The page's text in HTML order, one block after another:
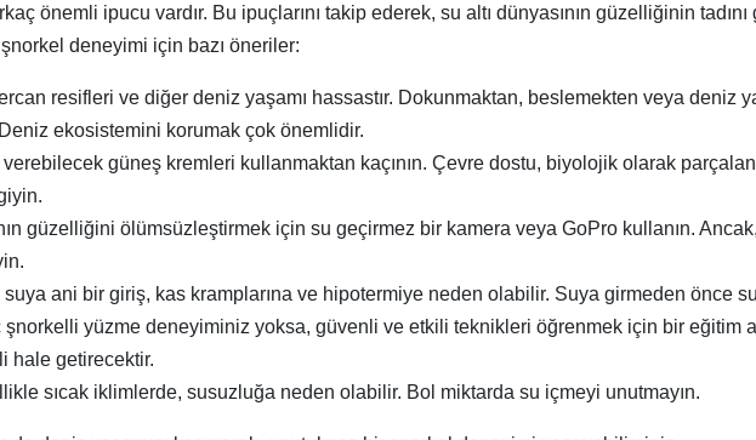
önemli ipucu vardır. Bu ipuçlarını takip ederek, su altı dünyasının güzelliğinin
deneyimi için bazı öneriler:
resifleri ve diğer deniz yaşamı hassastır. Dokunmaktan, beslemekten veya deniz
ekosistemini korumak çok önemlidir.
güneş kremleri kullanmaktan kaçının. Çevre dostu, biyolojik olarak
güzelliğini ölümsüzleştirmek için su geçirmez bir kamera veya GoPro kullanın.
ani bir giriş, kas kramplarına ve hipotermiye neden olabilir. Suya girmeden önce
şnorkelli yüzme deneyiminiz yoksa, güvenli ve etkili teknikleri öğrenmek için bir eğitim
hale getirecektir.
sıcak iklimlerde, susuzluğa neden olabilir. Bol miktarda su içmeyi unutmayın.